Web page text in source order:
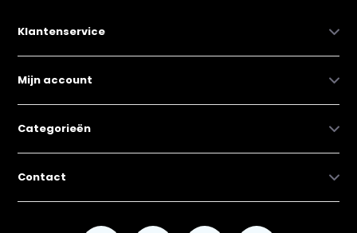
Klantenservice
Mijn account
Categorieën
Contact